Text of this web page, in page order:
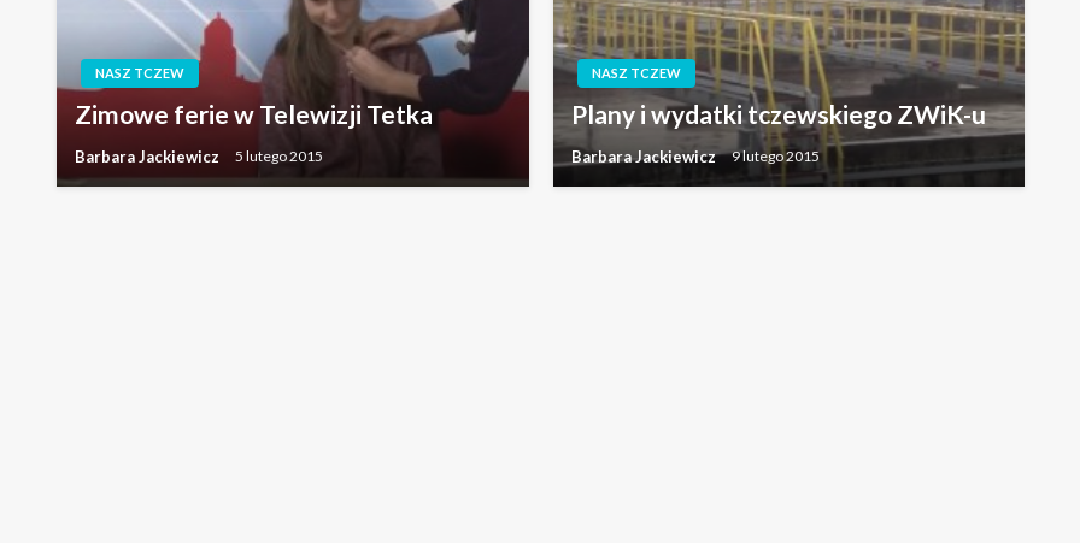
NASZ TCZEW
Zimowe ferie w Telewizji Tetka
Barbara Jackiewicz 5 lutego 2015
NASZ TCZEW
Plany i wydatki tczewskiego ZWiK-u
Barbara Jackiewicz 9 lutego 2015